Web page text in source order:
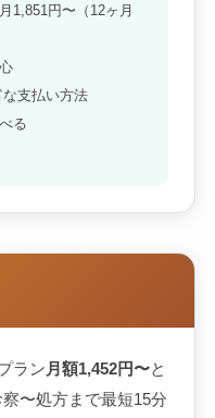
1,851円〜（12ヶ月
支払い方法
る
ラン 月額1,452円〜と
〜処方まで最短15分